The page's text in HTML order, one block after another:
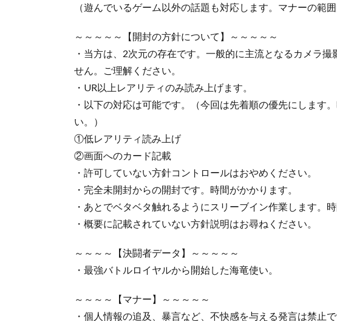
（遊んでいるゲーム以外の話題も対応します。マナーの範
～～～～～【開封の方針について】～～～～～
・当方は、2次元の存在です。一般的に主流となるカメラ
せん。ご理解ください。
・UR以上レアリティのみ読み上げます。
・以下の対応は可能です。（今回は先着順の優先にします
い。）
①低レアリティ読み上げ
②画面へのカード記載
・許可していない方針コントロールはおやめください。
・完全未開封からの開封です。時間がかかります。
・あとでベタベタ触れるようにスリーブイン作業します。時
・概要に記載されていない方針説明はお尋ねください。
～～～～【決闘者データ】～～～～～
・最強バトルロイヤルから開始した海竜使い。
～～～～【マナー】～～～～～
・個人情報の追及、暴言など、不快感を与える発言は禁止で